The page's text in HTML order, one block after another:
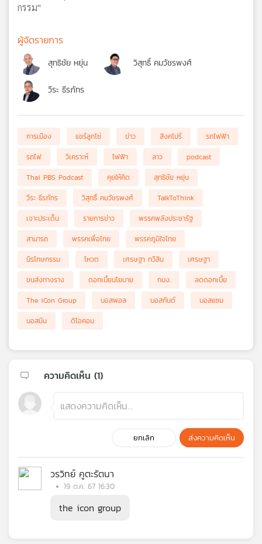
กรรม"
ผู้จัดรายการ
สุทธิชัย หยุ่น วิสุทธิ์ คมวัชรพงศ์
วีระ ธีรภัทร
การเมือง แชร์ลูกโซ่ ข่าว สิงคโปร์
รถไฟฟ้า
รถไฟ
วิเคราะห์ ไฟฟ้า ลาว
podcast
Thai PBS Podcast
คุยให้คิด
สุทธิชัย หยุ่น
วีระ ธีรภัทร
วิสุทธิ์ คมวัชรพงศ์
TalkToThink
เจาะประเด็น
รายการข่าว
พรรคพลังประชารัฐ
สามารถ
พรรคเพื่อไทย
พรรคภูมิใจไทย
นิรโทษกรรม
โหวต เศรษฐา ทวีสิน
เศรษฐา
ขนส่งทางราง
ดอกเบี้ยนโยบาย กนง.
ลดดอกเบี้ย
The iCon Group
บอสพอล บอสกันต์
บอสแซม
บอสมีน
ดิไอคอน
ความคิดเห็น (1)
ยกเลิก ส่งความคิดเห็น
วรวิทย์ คูตะรัตนา
19 ต.ค. 67 16:30
the icon group